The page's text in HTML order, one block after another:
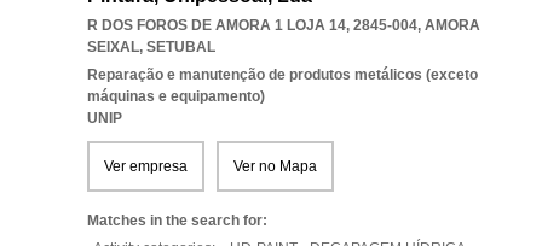
R DOS FOROS DE AMORA 1 LOJA 14, 2845-004, AMORA
SEIXAL, SETUBAL
Reparação e manutenção de produtos metálicos (exceto
máquinas e equipamento)
UNIP
Ver empresa Ver no Mapa
Matches in the search for: